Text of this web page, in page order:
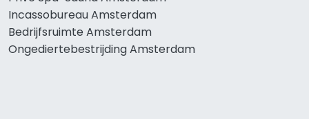
Incassobureau Amsterdam
Bedrijfsruimte Amsterdam
Ongediertebestrijding Amsterdam